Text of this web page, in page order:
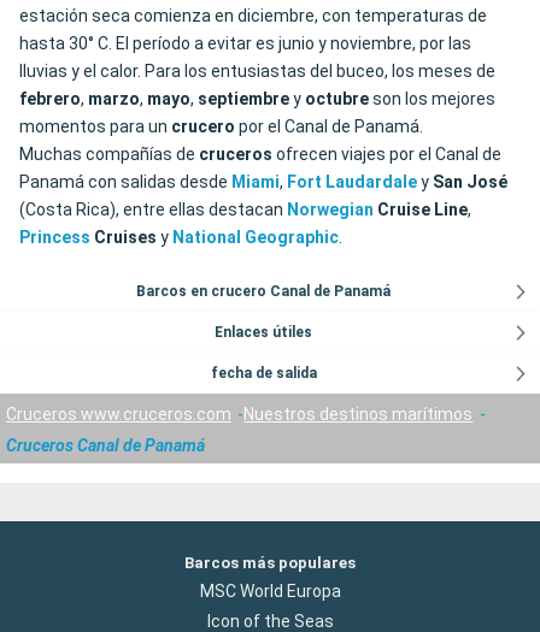
estación seca comienza en diciembre, con temperaturas de
hasta 30° C. El período a evitar es junio y noviembre, por las
lluvias y el calor. Para los entusiastas del buceo, los meses de
febrero, marzo, mayo, septiembrey octubreson los mejores
momentos para un crucero por el Canal de Panamá.
Muchas compañías de cruceros ofrecen viajes por el Canal de
Panamá con salidas desde Miami, Fort Laudardaley San José
(Costa Rica), entre ellas destacan Norwegian Cruise Line,
Princess Cruises y National Geographic.
Barcos en crucero Canal de Panamá
Enlaces útiles
fecha de salida
Cruceros www.cruceros.com
Nuestros destinos marítimos
Cruceros Canal de Panamá
Barcos más populares
MSC World Europa
Icon of the Seas